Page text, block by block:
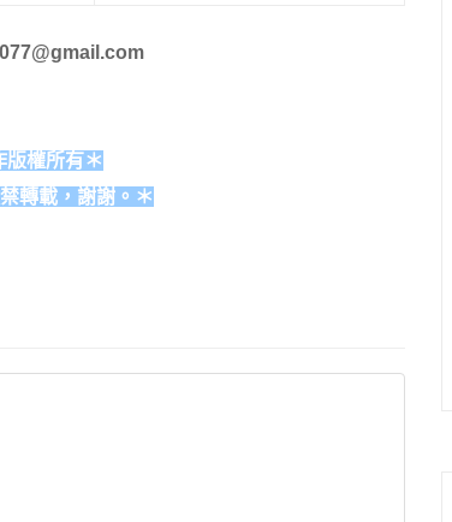
權所有＊
轉載，謝謝。＊